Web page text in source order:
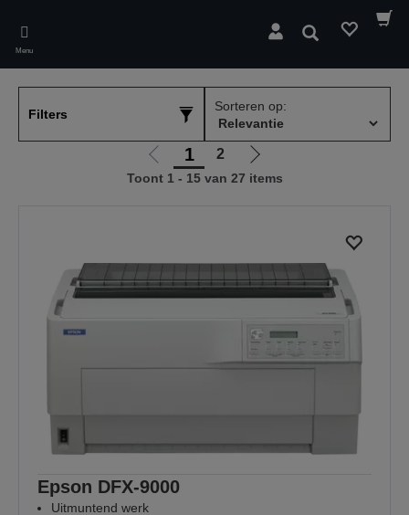
main
content
Menu
Zoeken
Filters
Sorteren op:
Ga
naar
1 2
Ga
naar
Toont 1 - 15 van 27 items
Epson DFX-9000
Uitmuntend werk